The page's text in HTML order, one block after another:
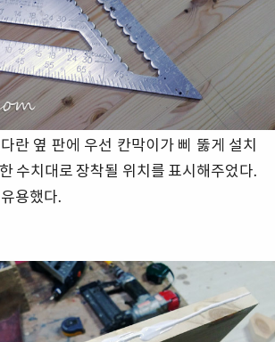
란 옆 판에 우선 칸막이가 삐 뚫게 설치
수치대로 장착될 위치를 표시해주었다.
용했다.